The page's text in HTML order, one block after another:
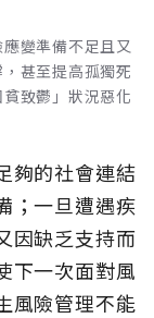
變準備不足且又
甚至提高孤獨死
致鬱」狀況惡化
夠的社會連結
；一旦遭遇疾
因缺乏支持而
下一次面對風
風險管理不能